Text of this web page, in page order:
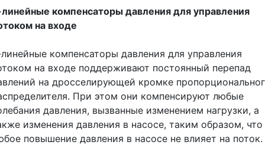
компенсаторы давления для управления
на входе
компенсаторы давления для управления
на входе поддерживают постоянный перепад
на дросселирующей кромке
При этом они компенсируют любые
давления, вызванные изменением нагрузки, а
изменения давления в насосе, таким образом, что
повышение давления в насосе не влияет на поток.